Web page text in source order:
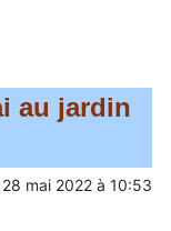
au jardin
28 mai 2022 à 10:53